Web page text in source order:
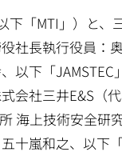
「MTI」）と、
社長執行役員：
以下「JAMSTEC
会社三井E&S（
海上技術安全研
十嵐和之、以下